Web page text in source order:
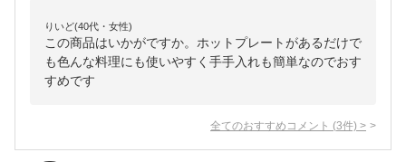
りいど(40代・女性)
この商品はいかがですか。ホットプレートがあるだけで
も色んな料理にも使いやすく手手入れも簡単なのでおす
すめです
全てのおすすめコメント (3件) >